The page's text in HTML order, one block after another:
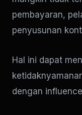
pembayaran,
penyusunan
Hal ini dapat
dengan